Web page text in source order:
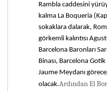
Rambla caddesini
kalma La Boqueria
sokaklara dalarak,
görkemli kalıntısı
Barcelona Baronları
Binası, Barcelona
Jaume Meydanı
olacak.Ardından El